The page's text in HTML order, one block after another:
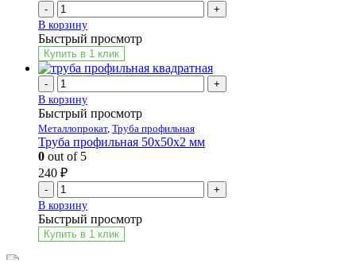
-
+
В корзину
Быстрый просмотр
Купить в 1 клик
-
+
В корзину
Быстрый просмотр
Металлопрокат, Труба профильная
Труба профильная 50х50х2 мм
0 out of 5
240 ₽
-
+
В корзину
Быстрый просмотр
Купить в 1 клик